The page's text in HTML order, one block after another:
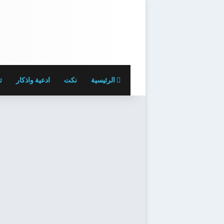
الرئيسية نكت ادعية واذكار